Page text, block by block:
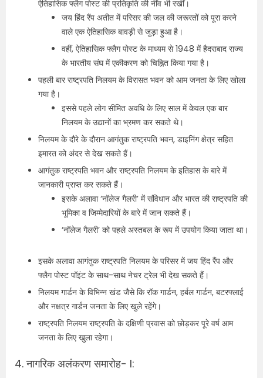
ऐतिहासिक फ्लैग पोस्ट की प्रतिकृति की नींव भी रखीं।
जय हिंद रैंप अतीत में परिसर की जल की जरूरतों को पूरा करने
वाले एक ऐतिहासिक बावड़ी से जुड़ा हुआ है।
वहीं, ऐतिहासिक फ्लैग पोस्ट के माध्यम से 1948 में हैदराबाद राज्य
के भारतीय संघ में एकीकरण को चिह्नित किया गया है।
पहली बार राष्ट्रपति निलयम के विरासत भवन को आम जनता के लिए खोला
गया है।
इससे पहले लोग सीमित अवधि के लिए साल में केवल एक बार
निलयम के उद्यानों का भ्रमण कर सकते थे।
निलयम के दौरे के दौरान आगंतुक राष्ट्रपति भवन, डाइनिंग क्षेत्र सहित
इमारत को अंदर से देख सकते हैं।
आगंतुक राष्ट्रपति भवन और राष्ट्रपति निलयम के इतिहास के बारे में
जानकारी प्राप्त कर सकते हैं।
इसके अलावा ‘नॉलेज गैलरी’ में संविधान और भारत की राष्ट्रपति की
भूमिका व जिम्मेदारियों के बारे में जान सकते हैं।
‘नॉलेज गैलरी’ को पहले अस्तबल के रूप में उपयोग किया जाता था।
इसके अलावा आगंतुक राष्ट्रपति निलयम के परिसर में जय हिंद रैंप और
फ्लैग पोस्ट पॉइंट के साथ-साथ नेचर ट्रेल भी देख सकते हैं।
निलयम गार्डन के विभिन्न खंड जैसे कि रॉक गार्डन, हर्बल गार्डन, बटरफ्लाई
और नक्षत्र गार्डन जनता के लिए खुले रहेंगे।
राष्ट्रपति निलयम राष्ट्रपति के दक्षिणी प्रवास को छोड़कर पूरे वर्ष आम
जनता के लिए खुला रहेगा।
4. नागरिक अलंकरण समारोह- I: